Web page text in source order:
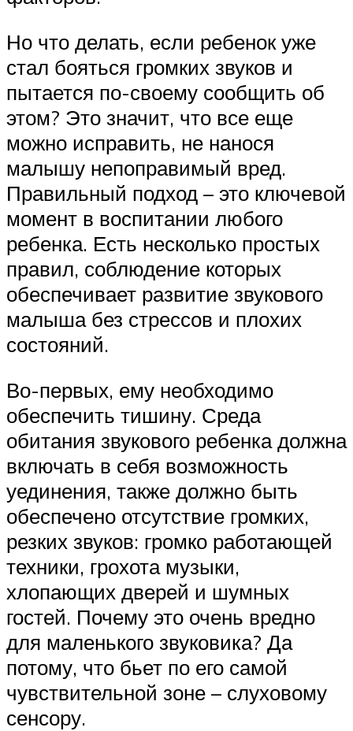
Но что делать, если ребенок уже
стал бояться громких звуков и
пытается по-своему сообщить об
этом? Это значит, что все еще
можно исправить, не нанося
малышу непоправимый вред.
Правильный подход – это ключевой
момент в воспитании любого
ребенка. Есть несколько простых
правил, соблюдение которых
обеспечивает развитие звукового
малыша без стрессов и плохих
состояний.
Во-первых, ему необходимо
обеспечить тишину. Среда
обитания звукового ребенка должна
включать в себя возможность
уединения, также должно быть
обеспечено отсутствие громких,
резких звуков: громко работающей
техники, грохота музыки,
хлопающих дверей и шумных
гостей. Почему это очень вредно
для маленького звуковика? Да
потому, что бьет по его самой
чувствительной зоне – слуховому
сенсору.